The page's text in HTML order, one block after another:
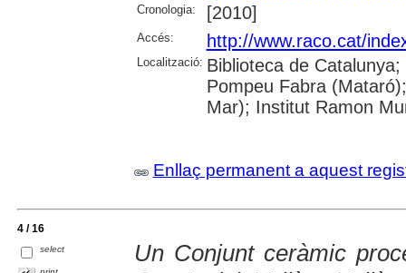
Cronologia: [2010]
Accés: http://www.raco.cat/
Localització: Biblioteca de
Pompeu Fabra
Mar); Institut Ramon
Enllaç permanent a aquest
4 / 16
select
Un Conjunt ceràmic